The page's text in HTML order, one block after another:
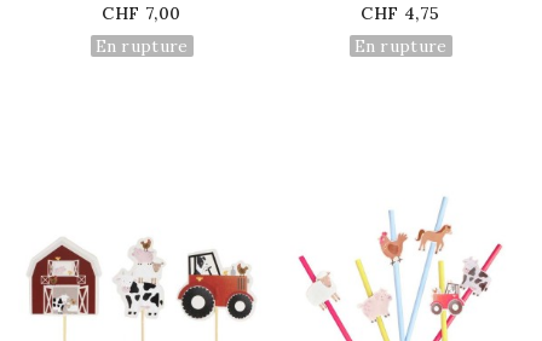
Prix
CHF 7,00
En rupture
Prix
CHF 4,75
En rupture